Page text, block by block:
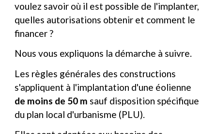
voulez savoir où il est possible de l'implanter,
quelles autorisations obtenir et comment le
financer ?
Nous vous expliquons la démarche à suivre.
Les règles générales des constructions
s'appliquent à l'implantation d'une éolienne
de moins de 50 m sauf disposition spécifique
du plan local d'urbanisme (PLU).